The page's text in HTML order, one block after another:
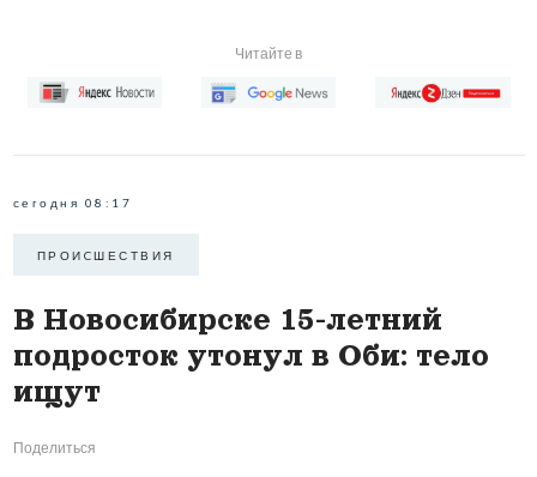
Читайте в
сегодня 08:17
ПРОИCШЕСТВИЯ
В Новосибирске 15-летний
подросток утонул в Оби: тело
ищут
Поделиться